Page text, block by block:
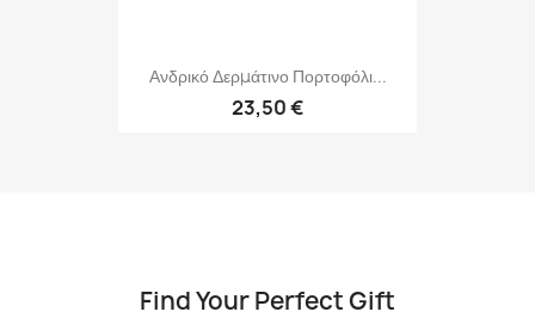
Ανδρικό Δερμάτινο Πορτοφόλι...
23,50 €
Find Your Perfect Gift